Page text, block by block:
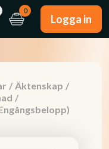
0
Logga in
/ Äktenskap /
/